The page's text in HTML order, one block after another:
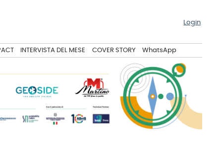
Login
INTERVISTA DEL MESE COVER STORY WhatsApp